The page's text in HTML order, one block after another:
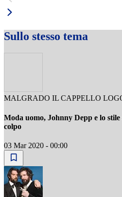
Sullo stesso tema
MALGRADO IL CAPPELLO
Moda uomo, Johnny Depp e lo
colpo
03 Mar 2020 - 00:00